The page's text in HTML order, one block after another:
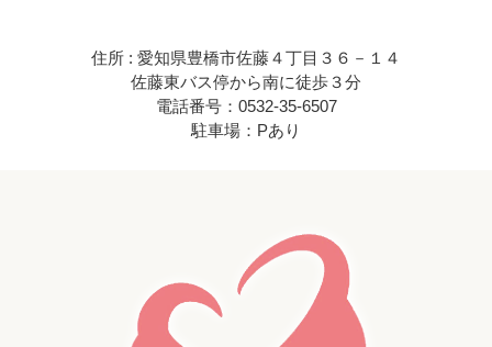
住所 : 愛知県豊橋市佐藤４丁目３６－１４
佐藤東バス停から南に徒歩３分
電話番号：0532-35-6507
駐車場：Pあり